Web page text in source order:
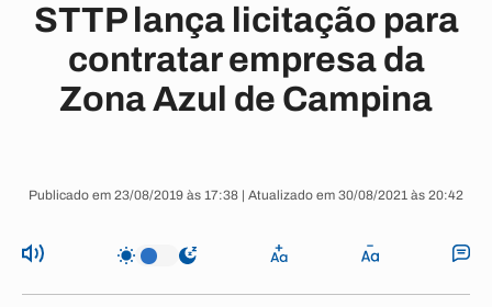
STTP lança licitação para
contratar empresa da
Zona Azul de Campina
Publicado em 23/08/2019 às 17:38 | Atualizado em 30/08/2021 às 20:42